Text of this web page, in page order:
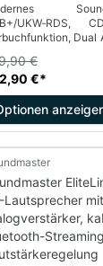
UKW‑RDS,
Dual
€*
€
Lautsprecher